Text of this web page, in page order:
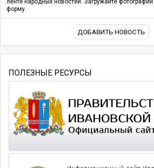
форму.
ДОБАВИТЬ НОВОСТЬ
ПОЛЕЗНЫЕ РЕСУРСЫ